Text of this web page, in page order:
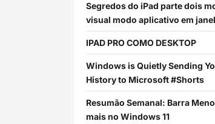
Segredos do iPad parte dois
visual modo aplicativo em
IPAD PRO COMO DESKTOP
Windows is Quietly Sending
History to Microsoft #Shorts
Resumão Semanal: Barra
mais no Windows 11